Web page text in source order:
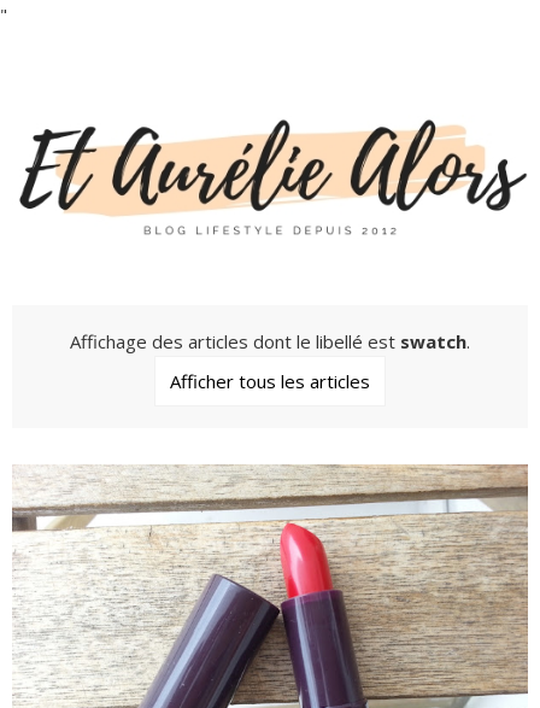
"
Affichage des articles dont le libellé est swatch.
Afficher tous les articles